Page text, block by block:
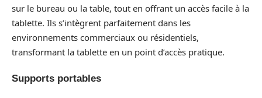
sur le bureau ou la table, tout en offrant un accès facile à la
tablette. Ils s’intègrent parfaitement dans les
environnements commerciaux ou résidentiels,
transformant la tablette en un point d’accès pratique.
Supports portables